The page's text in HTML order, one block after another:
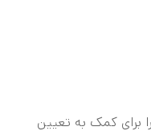
برای کمک به تعیین